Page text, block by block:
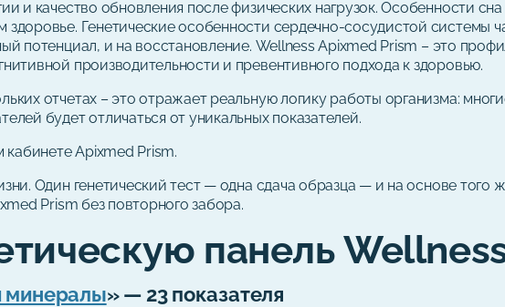
и качество обновления после физических нагрузок. Особенности
здоровье. Генетические особенности сердечно-сосудистой
потенциал, и на восстановление. Wellness Apixmed Prism – это
производительности и превентивного подхода к здоровью.
отчетах – это отражает реальную логику работы организма:
будет отличаться от уникальных показателей.
кабинете Apixmed Prism.
Один генетический тест — одна сдача образца — и на основе
Prism без повторного забора.
панель
минералы» — 23 показателя